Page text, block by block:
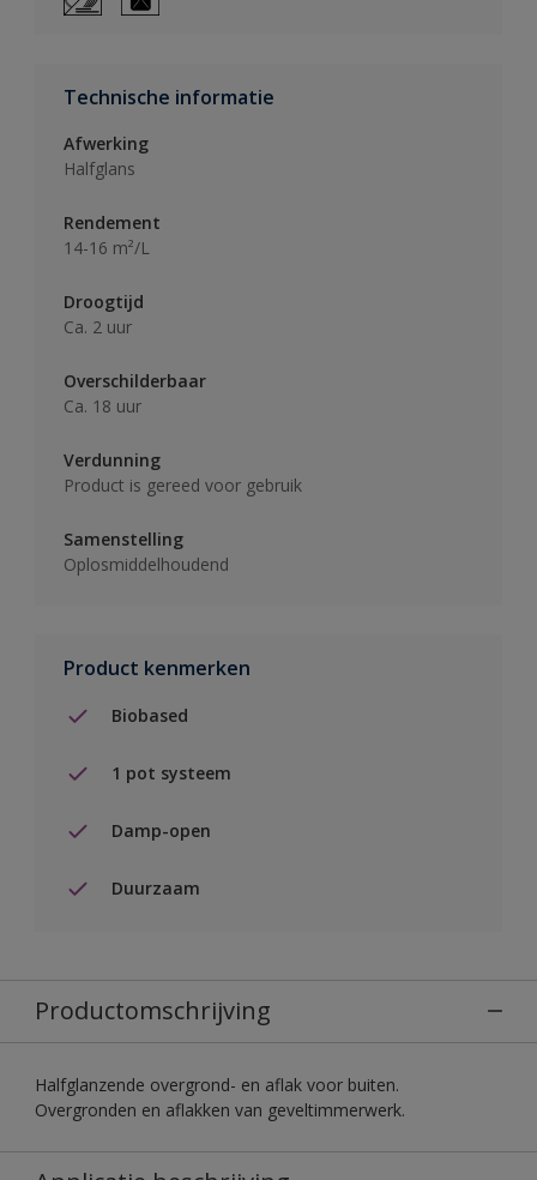
Technische informatie
Afwerking
Halfglans
Rendement
14-16 m²/L
Droogtijd
Ca. 2 uur
Overschilderbaar
Ca. 18 uur
Verdunning
Product is gereed voor gebruik
Samenstelling
Oplosmiddelhoudend
Product kenmerken
Biobased
1 pot systeem
Damp-open
Duurzaam
Productomschrijving
Halfglanzende overgrond- en aflak voor buiten.
Overgronden en aflakken van geveltimmerwerk.